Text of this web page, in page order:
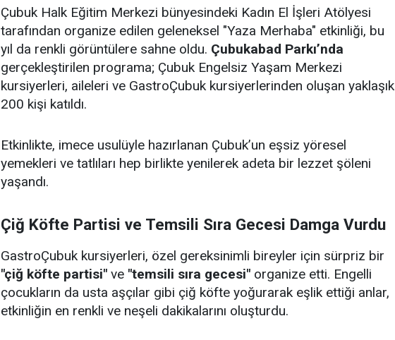
Çubuk Halk Eğitim Merkezi bünyesindeki Kadın El İşleri Atölyesi
tarafından organize edilen geleneksel "Yaza Merhaba" etkinliği, bu
yıl da renkli görüntülere sahne oldu. Çubukabad Parkı’nda
gerçekleştirilen programa; Çubuk Engelsiz Yaşam Merkezi
kursiyerleri, aileleri ve GastroÇubuk kursiyerlerinden oluşan yaklaşık
200 kişi katıldı.
Etkinlikte, imece usulüyle hazırlanan Çubuk’un eşsiz yöresel
yemekleri ve tatlıları hep birlikte yenilerek adeta bir lezzet şöleni
yaşandı.
Çiğ Köfte Partisi ve Temsili Sıra Gecesi Damga Vurdu
GastroÇubuk kursiyerleri, özel gereksinimli bireyler için sürpriz bir
"çiğ köfte partisi" ve "temsili sıra gecesi" organize etti. Engelli
çocukların da usta aşçılar gibi çiğ köfte yoğurarak eşlik ettiği anlar,
etkinliğin en renkli ve neşeli dakikalarını oluşturdu.